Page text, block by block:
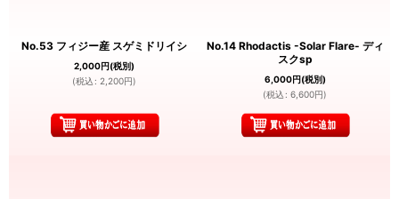
No.53 フィジー産 スゲミドリイシ
2,000円(税別)
(税込 : 2,200円)
No.14 Rhodactis -Solar Flare- ディ
スクsp
6,000円(税別)
(税込 : 6,600円)